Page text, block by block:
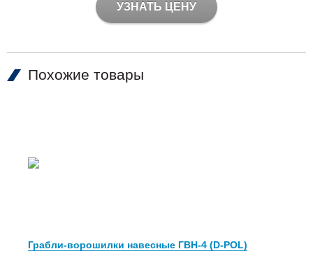
УЗНАТЬ ЦЕНУ
Похожие товары
Грабли-ворошилки навесные ГВН-4 (D-POL)